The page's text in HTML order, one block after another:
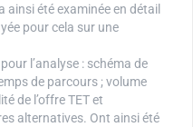
ainsi été examinée en détail
pour cela sur une
l’analyse : schéma de
de parcours ; volume
de l’offre TET et
alternatives. Ont ainsi été